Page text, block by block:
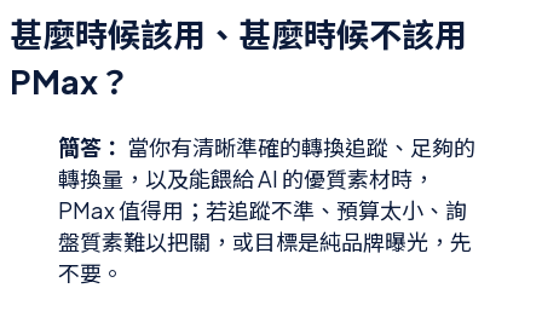
甚麼時候該用、甚麼時候不該用
PMax？
簡答： 當你有清晰準確的轉換追蹤、足夠的
轉換量，以及能餵給 AI 的優質素材時，
PMax 值得用；若追蹤不準、預算太小、詢
盤質素難以把關，或目標是純品牌曝光，先
不要。